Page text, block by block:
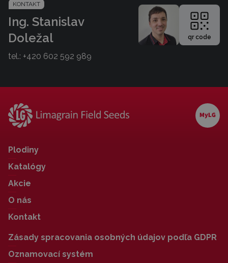
KONTAKT
Ing. Stanislav
Doležal
tel.: +420 602 592 989
qr code
Plodiny
Katalógy
Akcie
O nás
Kontakt
Zásady spracovania osobných údajov podľa GDPR
Oznamovací systém